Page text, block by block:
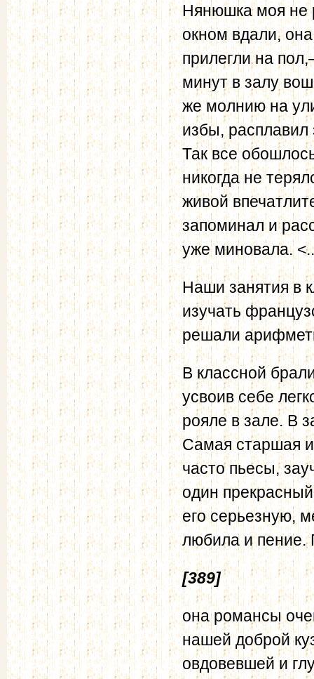
Нянюшка моя не
окном вдали,
прилегли на
минут в залу
же молнию на
избы, расплавил
Так все
никогда не
живой
запоминал и
уже миновала.
Наши занятия в
изучать
решали
В классной
усвоив себе
рояле в зале. В
Самая старшая
часто пьесы,
один
его серьезную,
любила и пение.
[389]
она романсы
нашей доброй
овдовевшей и